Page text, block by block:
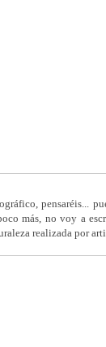
pensaréis...
más, no voy a
realizada por